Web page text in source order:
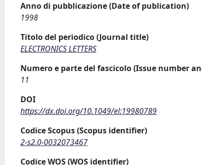
Anno di pubblicazione (Date of publication)
1998
Titolo del periodico (Journal title)
ELECTRONICS LETTERS
Numero e parte del fascicolo (Issue number
11
DOI
https://dx.doi.org/10.1049/el:19980789
Codice Scopus (Scopus identifier)
2-s2.0-0032073467
Codice WOS (WOS identifier)